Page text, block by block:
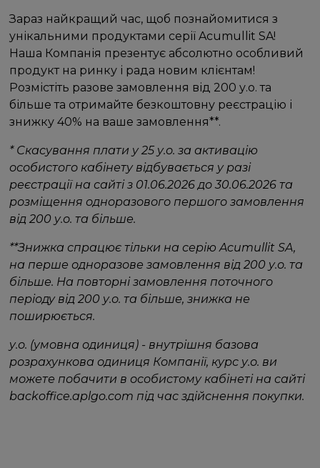
Зараз найкращий час, щоб познайомитися з
унікальними продуктами серії Acumullit SA!
Наша Компанія презентує абсолютно особливий
продукт на ринку і рада новим клієнтам!
Розмістіть разове замовлення від 200 у.о. та
більше та отримайте безкоштовну реєстрацію і
знижку 40% на ваше замовлення**.
* Скасування плати у 25 у.о. за активацію
особистого кабінету відбувається у разі
реєстрації на сайті з 01.06.2026 до 30.06.2026 та
розміщення одноразового першого замовлення
від 200 у.о. та більше.
**Знижка спрацює тільки на серію Acumullit SA,
на перше одноразове замовлення від 200 у.о. та
більше. На повторні замовлення поточного
періоду від 200 у.о. та більше, знижка не
поширюється.
у.о. (умовна одиниця) - внутрішня базова
розрахункова одиниця Компанії, курс у.о. ви
можете побачити в особистому кабінеті на сайті
backoffice.aplgo.com під час здійснення покупки.